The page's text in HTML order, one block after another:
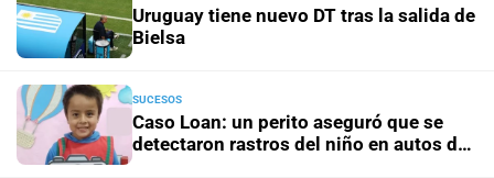
En Asociación con:
Uruguay tiene nuevo DT tras la salida de
Bielsa
SUCESOS
Caso Loan: un perito aseguró que se
detectaron rastros del niño en autos de